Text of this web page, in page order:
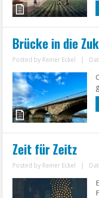
Brücke in die
Posted by Reiner Eckel |
Zeit für Zeitz
Posted by Reiner Eckel |